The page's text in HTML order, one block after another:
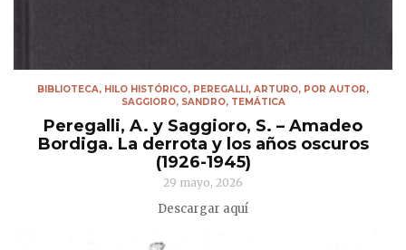
BIBLIOTECA, HILO HISTÓRICO, PEREGALLI, ARTURO, POR AUTOR,
SAGGIORO, SANDRO, TEMÁTICA
Peregalli, A. y Saggioro, S. – Amadeo
Bordiga. La derrota y los años oscuros
(1926-1945)
29 mayo, 2026
Descargar aquí